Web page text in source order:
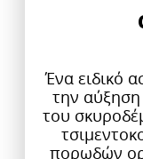
Ένα ειδικό
την αύξηση
του
πορωδών